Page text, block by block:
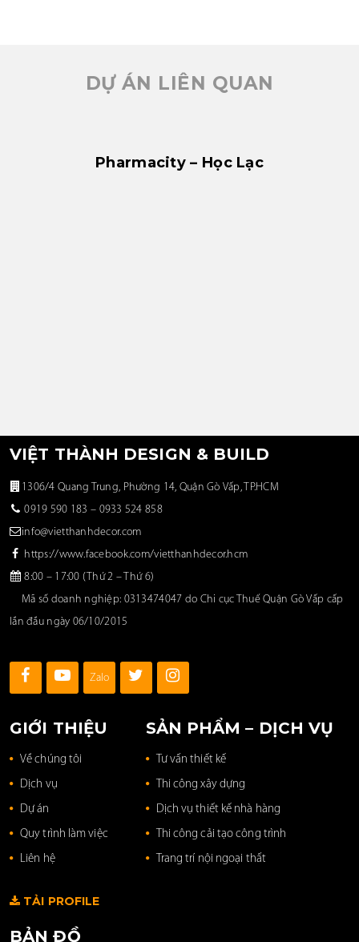
DỰ ÁN LIÊN QUAN
Pharmacity – Học Lạc
VIỆT THÀNH DESIGN & BUILD
1306/4 Quang Trung, Phường 14, Quận Gò Vấp, TP.HCM
0919 590 183 – 0933 524 858
info@vietthanhdecor.com
https://www.facebook.com/vietthanhdecor.hcm
8:00 – 17:00 (Thứ 2 – Thứ 6)
Mã số doanh nghiệp: 0313474047 do Chi cục Thuế Quận Gò Vấp cấp
lần đầu ngày 06/10/2015
Zalo
GIỚI THIỆU
Về chúng tôi
Dịch vụ
Dự án
Quy trình làm việc
Liên hệ
TẢI PROFILE
SẢN PHẨM – DỊCH VỤ
Tư vấn thiết kế
Thi công xây dựng
Dịch vụ thiết kế nhà hàng
Thi công cải tạo công trình
Trang trí nội ngoại thất
BẢN ĐỒ